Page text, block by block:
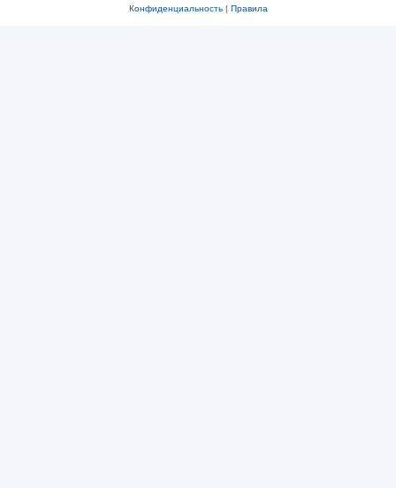
Конфиденциальность| Правила